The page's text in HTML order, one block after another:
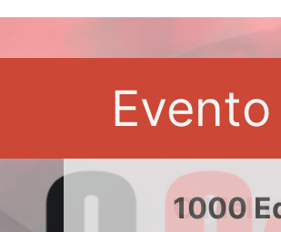
e
de
Amarela
ao
segunda
etapa
Evento
1000